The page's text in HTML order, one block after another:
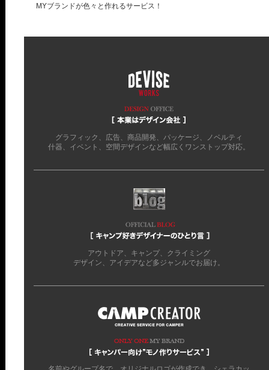
MYブランドが色々と作れるサービス！
グラフィック、広告、商品開発、パッケージ、ノベルティ
什器、イベント、空間デザインなど幅広くワンストップ対応。
アウトドア、キャンプ、クライミング
デザイン、アイデアなど多ジャンルでお届け。